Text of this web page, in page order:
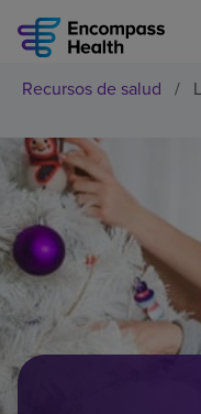
Encuentre
Por qué debe elegirnos
Servicios de
Pacientes y cuidadores
Recursos de salud /